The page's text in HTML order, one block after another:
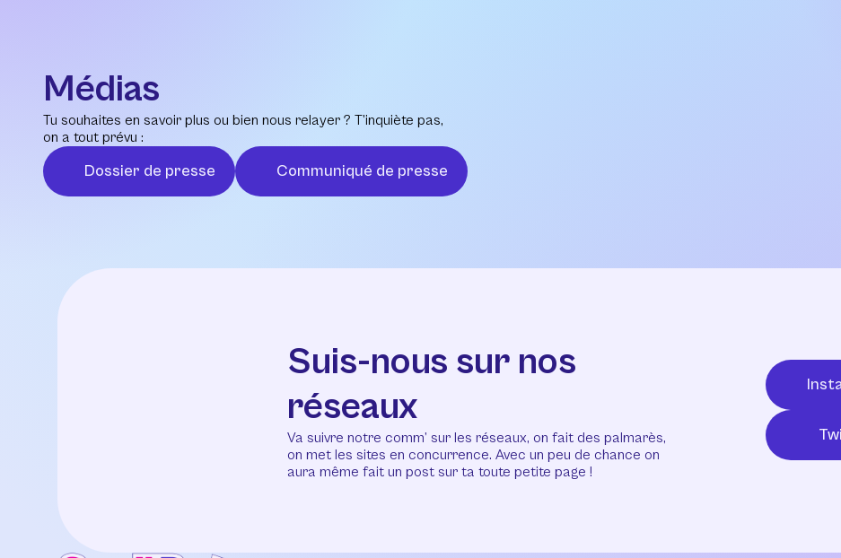
Médias
Tu souhaites en savoir plus ou bien nous relayer ? T’inquiète pas,
on a tout prévu :
Dossier de presse Communiqué de presse
Suis-nous sur nos
réseaux
Va suivre notre comm’ sur les réseaux, on fait des palmarès,
on met les sites en concurrence. Avec un peu de chance on
aura même fait un post sur ta toute petite page !